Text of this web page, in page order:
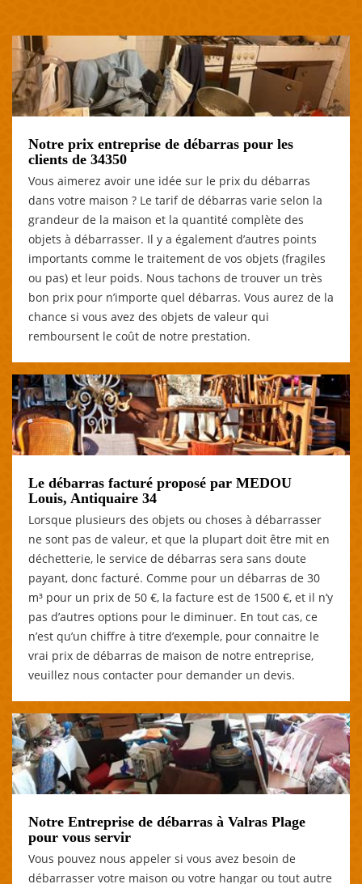
Notre prix entreprise de débarras pour les
clients de 34350
Vous aimerez avoir une idée sur le prix du débarras
dans votre maison ? Le tarif de débarras varie selon la
grandeur de la maison et la quantité complète des
objets à débarrasser. Il y a également d’autres points
importants comme le traitement de vos objets (fragiles
ou pas) et leur poids. Nous tachons de trouver un très
bon prix pour n’importe quel débarras. Vous aurez de la
chance si vous avez des objets de valeur qui
remboursent le coût de notre prestation.
Le débarras facturé proposé par MEDOU
Louis, Antiquaire 34
Lorsque plusieurs des objets ou choses à débarrasser
ne sont pas de valeur, et que la plupart doit être mit en
déchetterie, le service de débarras sera sans doute
payant, donc facturé. Comme pour un débarras de 30
m³ pour un prix de 50 €, la facture est de 1500 €, et il n’y
pas d’autres options pour le diminuer. En tout cas, ce
n’est qu’un chiffre à titre d’exemple, pour connaitre le
vrai prix de débarras de maison de notre entreprise,
veuillez nous contacter pour demander un devis.
Notre Entreprise de débarras à Valras Plage
pour vous servir
Vous pouvez nous appeler si vous avez besoin de
débarrasser votre maison ou votre hangar ou tout autre